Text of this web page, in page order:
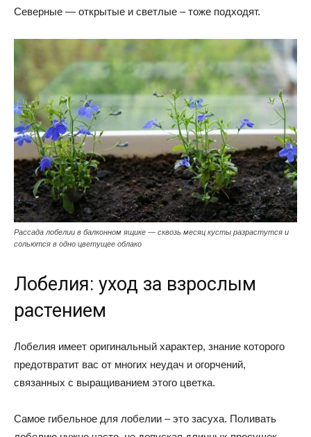
Северные — открытые и светлые – тоже подходят.
Рассада лобелии в балконном ящике — сквозь месяц кусты разрастутся и
сольются в одно цветущее облако
Лобелия: уход за взрослым
растением
Лобелия имеет оригинальный характер, знание которого
предотвратит вас от многих неудач и огорчений,
связанных с выращиванием этого цветка.
Самое гибельное для лобелии – это засуха. Поливать